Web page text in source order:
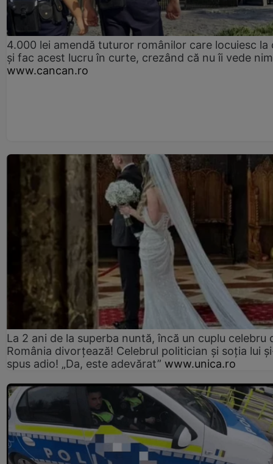
4.000 lei amendă tuturor românilor care locuiesc la
și fac acest lucru în curte, crezând că nu îi vede
www.cancan.ro
La 2 ani de la superba nuntă, încă un cuplu celebru
România divorțează! Celebrul politician și soția lui
spus adio! „Da, este adevărat” www.unica.ro